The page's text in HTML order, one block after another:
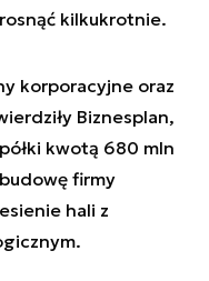
kilkukrotnie.
korporacyjne oraz
Biznesplan,
kwotą 680 mln
firmy
hali z